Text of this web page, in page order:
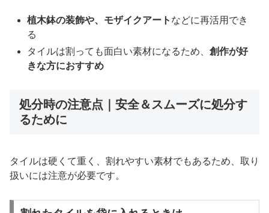
植木鉢の装飾や、モザイクアート などに再活用でき
る
タイルは割っても面白い素材になるため、創作が好
きな方におすすめ
処分時の注意点｜安全＆スムーズに処分す
るために
タイルは硬くて重く、割れやすい素材でもあるため、取り
扱いには注意が必要です。